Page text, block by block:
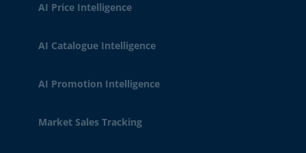
AI Price Intelligence
AI Catalogue Intelligence
AI Promotion Intelligence
Market Sales Tracking